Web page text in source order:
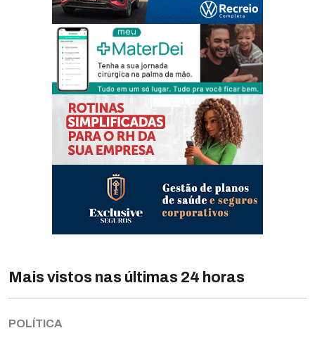
Mais vistos nas últimas 24 horas
POLÍTICA